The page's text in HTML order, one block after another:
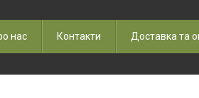
нас Контакти Доставка та